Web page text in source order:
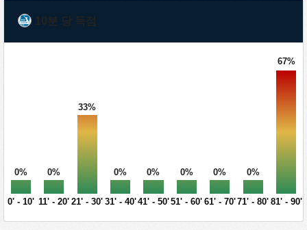
10분 당 득점
0% 0%
33%
0% 0% 0% 0% 0%
67%
0' - 10' 11' - 20' 21' - 30' 31' - 40'41' - 50'51' - 60' 61' - 70'71' - 80' 81' - 90'